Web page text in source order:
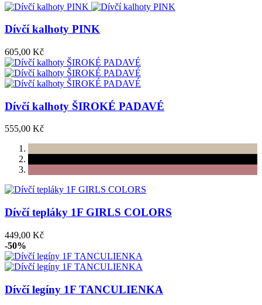
Dívčí kalhoty PINK
605,00 Kč
Dívčí kalhoty ŠIROKÉ PADAVÉ
555,00 Kč
Dívčí tepláky 1F GIRLS COLORS
449,00 Kč
-50%
Dívčí legíny 1F TANCULIENKA